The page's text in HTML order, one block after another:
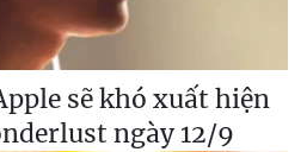
sẽ khó xuất hiện
ngày 12/9